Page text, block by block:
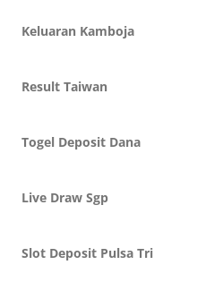
Keluaran Kamboja
Result Taiwan
Togel Deposit Dana
Live Draw Sgp
Slot Deposit Pulsa Tri